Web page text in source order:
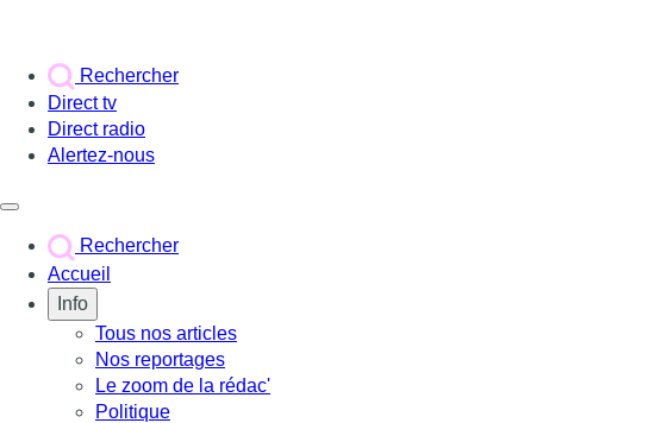
Rechercher
Direct tv
Direct radio
Alertez-nous
Rechercher
Accueil
Info
Tous nos articles
Nos reportages
Le zoom de la rédac'
Politique